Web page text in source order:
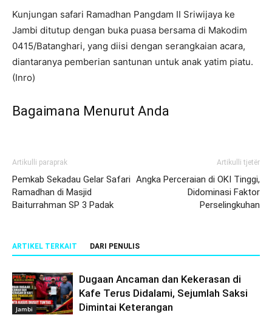
Kunjungan safari Ramadhan Pangdam II Sriwijaya ke
Jambi ditutup dengan buka puasa bersama di Makodim
0415/Batanghari, yang diisi dengan serangkaian acara,
diantaranya pemberian santunan untuk anak yatim piatu.
(Inro)
Bagaimana Menurut Anda
Artikulli paraprak
Pemkab Sekadau Gelar Safari
Ramadhan di Masjid
Baiturrahman SP 3 Padak
Artikulli tjetër
Angka Perceraian di OKI Tinggi,
Didominasi Faktor
Perselingkuhan
ARTIKEL TERKAIT DARI PENULIS
Jambi
Dugaan Ancaman dan Kekerasan di
Kafe Terus Didalami, Sejumlah Saksi
Dimintai Keterangan